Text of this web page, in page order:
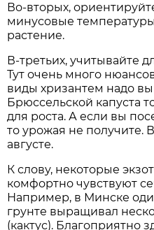
Во-вторых,
минусовые
растение.
В-третьих, учитывайте
Тут очень много
виды хризантем надо
Брюссельской капуста
для роста. А если вы
то урожая не получите.
августе.
К слову, некоторые
комфортно чувствуют
Например, в Минске
грунте выращивал
(кактус). Благоприятно